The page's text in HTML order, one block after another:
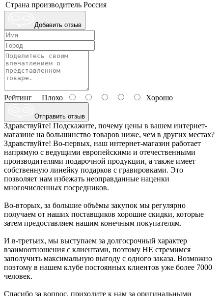
Страна производитель Россия
Добавить отзыв
Рейтинг Плохо Хорошо
Отправить отзыв
Здравствуйте! Подскажите, почему цены в вашем интернет-
магазине на большинство товаров ниже, чем в других местах?
Здравствуйте! Во-первых, наш интернет-магазин работает
напрямую с ведущими европейскими и отечественными
производителями подарочной продукции, а также имеет
собственную линейку подарков с гравировками. Это
позволяет нам избежать неоправданные наценки
многочисленных посредников.
Во-вторых, за большие объёмы закупок мы регулярно
получаем от наших поставщиков хорошие скидки, которые
затем предоставляем нашим конечным покупателям.
И в-третьих, мы выступаем за долгосрочный характер
взаимоотношения с клиентами, поэтому НЕ стремимся
заполучить максимальную выгоду с одного заказа. Возможно
поэтому в нашем клубе постоянных клиентов уже более 7000
человек.
Спасибо за вопрос, приходите к нам за оригинальными